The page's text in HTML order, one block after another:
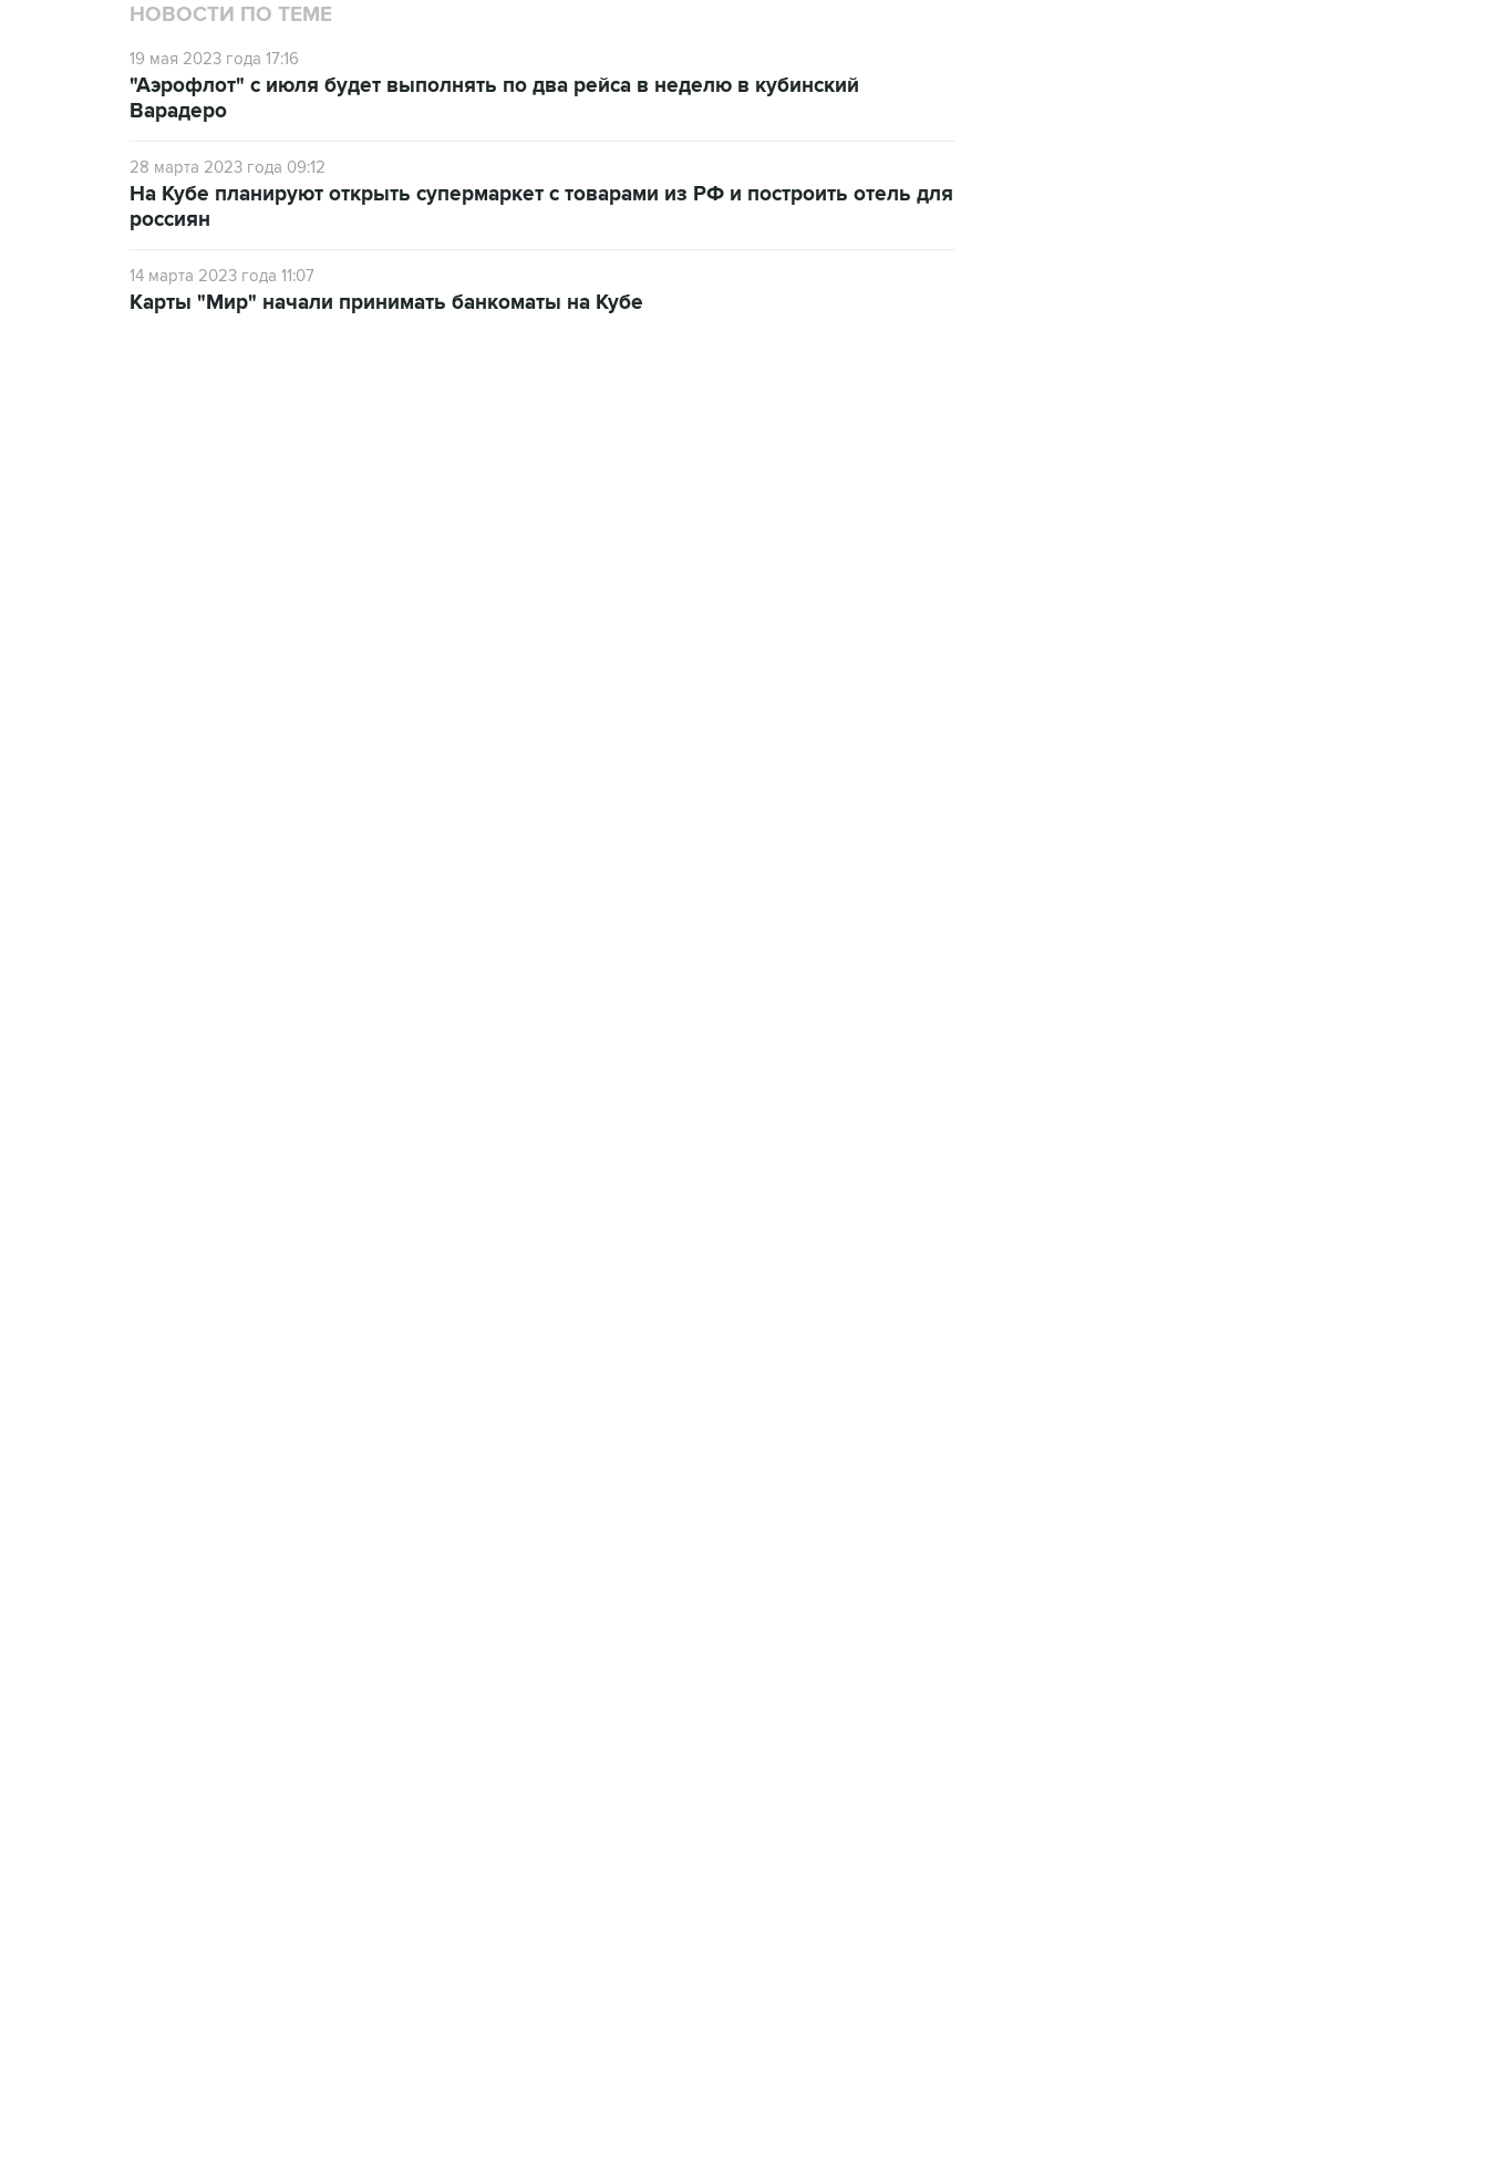
НОВОСТИ ПО ТЕМЕ
19 мая 2023 года 17:16
"Аэрофлот" с июля будет выполнять по два рейса в неделю в кубинский
Варадеро
28 марта 2023 года 09:12
На Кубе планируют открыть супермаркет с товарами из РФ и построить отель для
россиян
14 марта 2023 года 11:07
Карты "Мир" начали принимать банкоматы на Кубе